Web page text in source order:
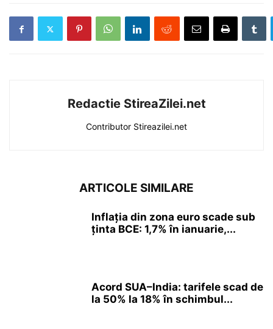
Redactie StireaZilei.net
Contributor Stireazilei.net
ARTICOLE SIMILARE
Inflația din zona euro scade sub
ținta BCE: 1,7% în ianuarie,...
Acord SUA–India: tarifele scad de
la 50% la 18% în schimbul...